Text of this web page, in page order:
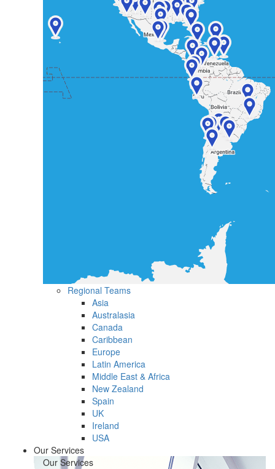
Regional Teams
Asia
Australasia
Canada
Caribbean
Europe
Latin America
Middle East & Africa
New Zealand
Spain
UK
Ireland
USA
Our Services
Our Services